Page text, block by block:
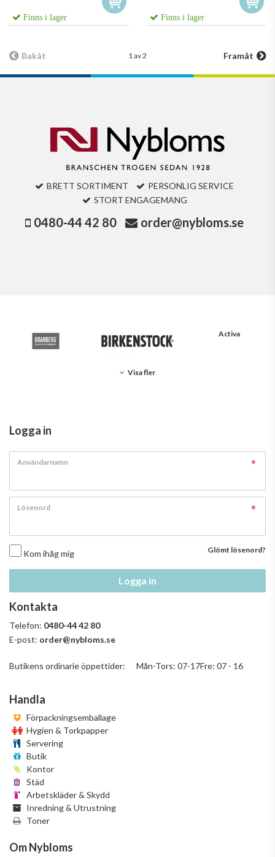
Finns i lager Finns i lager
Bakåt 1 av 2 Framåt
BRETT SORTIMENT
PERSONLIG SERVICE
STORT ENGAGEMANG
0480-44 42 80 order@nybloms.se
Activa
Visa fler
Logga in
Användarnamn
Lösenord
Kom ihåg mig Glömt lösenord?
Logga in
Kontakta
Telefon: 0480-44 42 80
E-post: order@nybloms.se
Butikens ordinarie öppettider: Mån-Tors: 07-17Fre: 07 - 16
Handla
Förpackningsemballage
Hygien & Torkpapper
Servering
Butik
Kontor
Städ
Arbetskläder & Skydd
Inredning & Utrustning
Toner
Om Nybloms